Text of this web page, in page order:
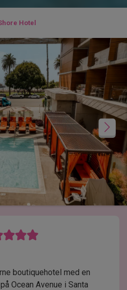
Hotel
boutiquehotel med en
Ocean Avenue i Santa